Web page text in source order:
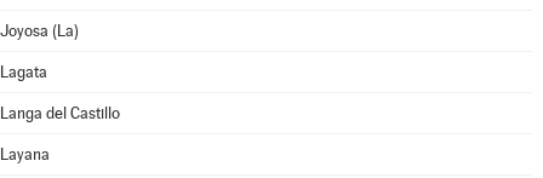
Joyosa (La)
Lagata
Langa del Castillo
Layana